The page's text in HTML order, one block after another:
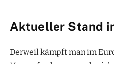
Aktueller Stand
Derweil kämpft man im